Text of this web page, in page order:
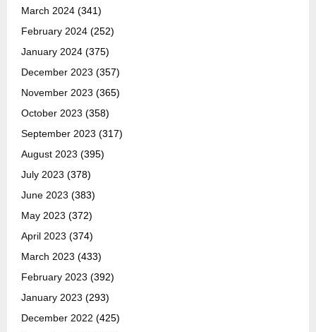
March 2024 (341)
February 2024 (252)
January 2024 (375)
December 2023 (357)
November 2023 (365)
October 2023 (358)
September 2023 (317)
August 2023 (395)
July 2023 (378)
June 2023 (383)
May 2023 (372)
April 2023 (374)
March 2023 (433)
February 2023 (392)
January 2023 (293)
December 2022 (425)